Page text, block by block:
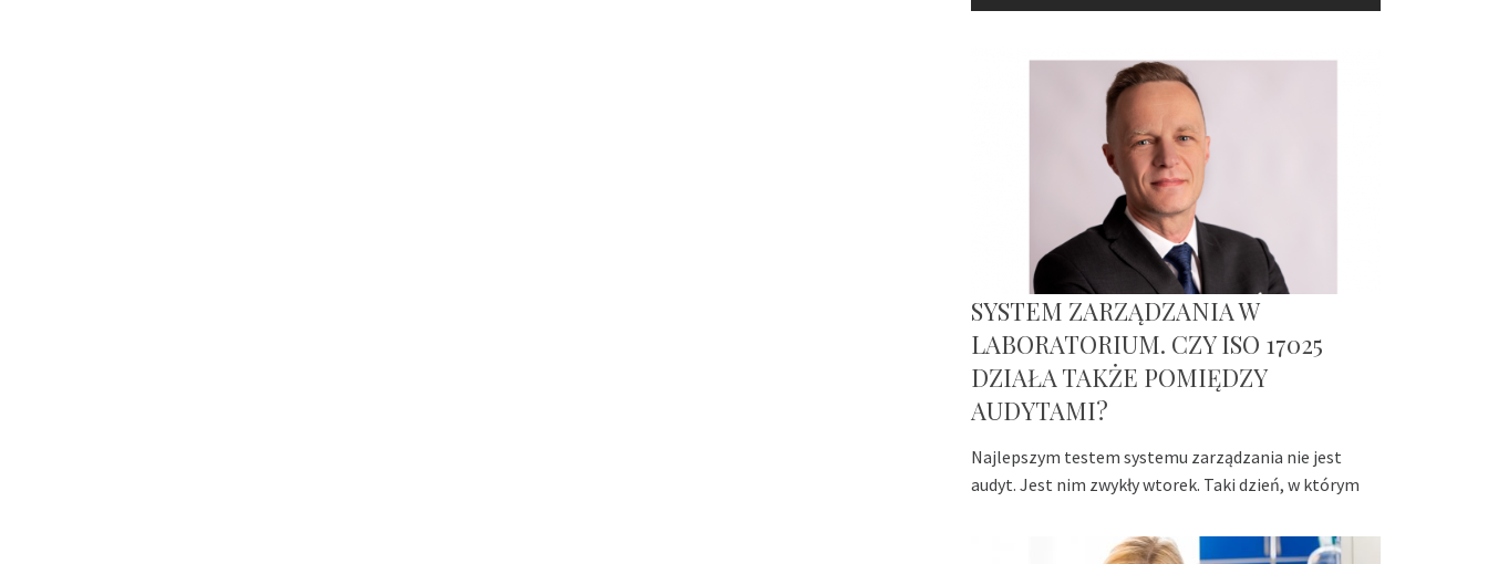
SYSTEM ZARZĄDZANIA W
LABORATORIUM. CZY ISO 17025
DZIAŁA TAKŻE POMIĘDZY
AUDYTAMI?
Najlepszym testem systemu zarządzania nie jest
audyt. Jest nim zwykły wtorek. Taki dzień, w którym